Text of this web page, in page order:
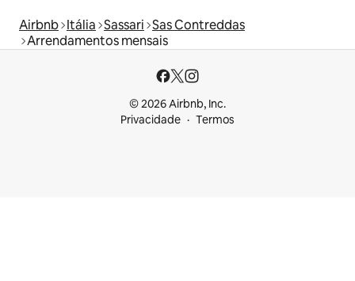
Airbnb Itália Sassari Sas Contreddas
Arrendamentos mensais
© 2026 Airbnb, Inc.
Privacidade
Termos